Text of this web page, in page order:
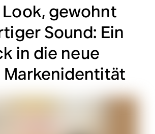
Look, gewohnt
Sound: Ein
in die neue
Markenidentität